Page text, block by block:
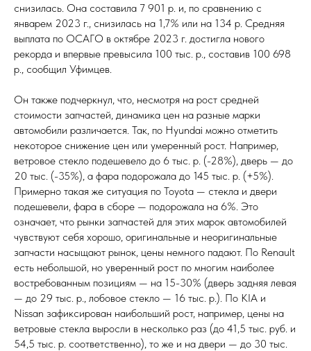
снизилась. Она составила 7 901 р. и, по сравнению с
январем 2023 г., снизилась на 1,7% или на 134 р. Средняя
выплата по ОСАГО в октябре 2023 г. достигла нового
рекорда и впервые превысила 100 тыс. р., составив 100 698
р., сообщил Уфимцев.
Он также подчеркнул, что, несмотря на рост средней
стоимости запчастей, динамика цен на разные марки
автомобили различается. Так, по Hyundai можно отметить
некоторое снижение цен или умеренный рост. Например,
ветровое стекло подешевело до 6 тыс. р. (-28%), дверь — до
20 тыс. (-35%), а фара подорожала до 145 тыс. р. (+5%).
Примерно такая же ситуация по Toyota — стекла и двери
подешевели, фара в сборе — подорожала на 6%. Это
означает, что рынки запчастей для этих марок автомобилей
чувствуют себя хорошо, оригинальные и неоригинальные
запчасти насыщают рынок, цены немного падают. По Renault
есть небольшой, но уверенный рост по многим наиболее
востребованным позициям — на 15-30% (дверь задняя левая
— до 29 тыс. р., лобовое стекло — 16 тыс. р.). По KIA и
Nissan зафиксирован наибольший рост, например, цены на
ветровые стекла выросли в несколько раз (до 41,5 тыс. руб. и
54,5 тыс. р. соответственно), то же и на двери — до 30 тыс.